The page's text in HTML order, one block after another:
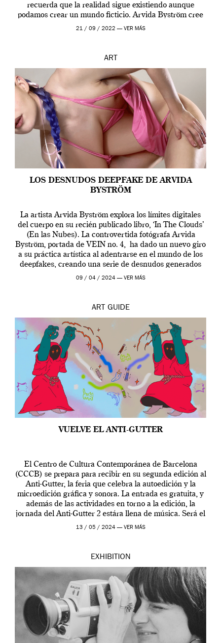
recuerda que la realidad sigue existiendo aunque
podamos crear un mundo ficticio. Arvida Byström cree
que los humanos tienen un complejo […]
21 / 09 / 2022 — VER MÁS
ART
LOS DESNUDOS DEEPFAKE DE ARVIDA
BYSTRÖM
La artista Arvida Byström explora los límites digitales
del cuerpo en su recién publicado libro, ‘In The Clouds’
(En las Nubes). La controvertida fotógrafa Arvida
Byström, portada de VEIN no. 4, ha dado un nuevo giro
a su práctica artística al adentrarse en el mundo de los
deepfakes, creando una serie de desnudos generados
por […]
09 / 04 / 2024 — VER MÁS
ART GUIDE
VUELVE EL ANTI-GUTTER
El Centro de Cultura Contemporánea de Barcelona
(CCCB) se prepara para recibir en su segunda edición al
Anti-Gutter, la feria que celebra la autoedición y la
microedición gráfica y sonora. La entrada es gratuita, y
además de las actividades en torno a la edición, la
jornada del Anti-Gutter 2 estára llena de música. Será el
[…]
13 / 05 / 2024 — VER MÁS
EXHIBITION